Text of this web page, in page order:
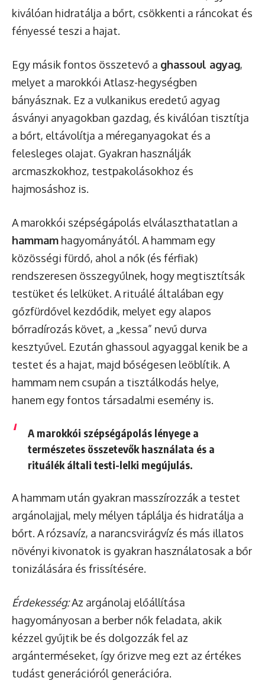
kiválóan hidratálja a bőrt, csökkenti a ráncokat és
fényessé teszi a hajat.
Egy másik fontos összetevő a ghassoul agyag,
melyet a marokkói Atlasz-hegységben
bányásznak. Ez a vulkanikus eredetű agyag
ásványi anyagokban gazdag, és kiválóan tisztítja
a bőrt, eltávolítja a méreganyagokat és a
felesleges olajat. Gyakran használják
arcmaszkokhoz, testpakolásokhoz és
hajmosáshoz is.
A marokkói szépségápolás elválaszthatatlan a
hammam hagyományától. A hammam egy
közösségi fürdő, ahol a nők (és férfiak)
rendszeresen összegyűlnek, hogy megtisztítsák
testüket és lelküket. A rituálé általában egy
gőzfürdővel kezdődik, melyet egy alapos
bőrradírozás követ, a „kessa” nevű durva
kesztyűvel. Ezután ghassoul agyaggal kenik be a
testet és a hajat, majd bőségesen leöblítik. A
hammam nem csupán a tisztálkodás helye,
hanem egy fontos társadalmi esemény is.
A marokkói szépségápolás lényege a
természetes összetevők használata és a
rituálék általi testi-lelki megújulás.
A hammam után gyakran masszírozzák a testet
argánolajjal, mely mélyen táplálja és hidratálja a
bőrt. A rózsavíz, a narancsvirágvíz és más illatos
növényi kivonatok is gyakran használatosak a bőr
tonizálására és frissítésére.
Érdekesség:Az argánolaj előállítása
hagyományosan a berber nők feladata, akik
kézzel gyűjtik be és dolgozzák fel az
argánterméseket, így őrizve meg ezt az értékes
tudást generációról generációra.